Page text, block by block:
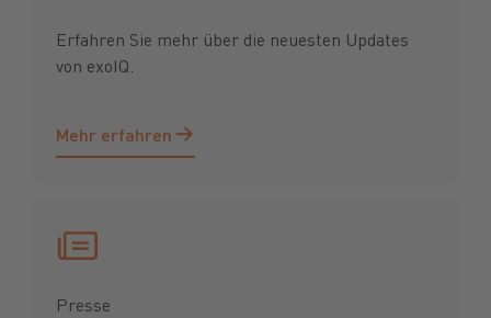
Erfahren Sie mehr über die neuesten Updates
von exoIQ.
Mehr erfahren
Mehr erfahren
Presse